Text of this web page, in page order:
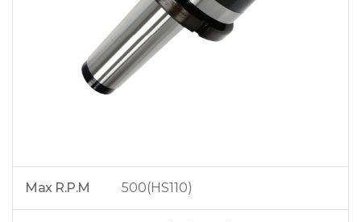
Max R.P.M 500(HS110)